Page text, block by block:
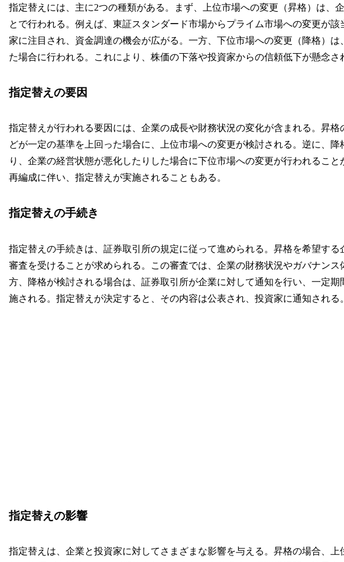
指定替えには、主に2つの種類がある。まず、上位市場への変更（昇格）は、
とで行われる。例えば、東証スタンダード市場からプライム市場への変更が
家に注目され、資金調達の機会が広がる。一方、下位市場への変更（降格）
た場合に行われる。これにより、株価の下落や投資家からの信頼低下が懸念さ
指定替えの要因
指定替えが行われる要因には、企業の成長や財務状況の変化が含まれる。昇
どが一定の基準を上回った場合に、上位市場への変更が検討される。逆に、
り、企業の経営状態が悪化したりした場合に下位市場への変更が行われるこ
再編成に伴い、指定替えが実施されることもある。
指定替えの手続き
指定替えの手続きは、証券取引所の規定に従って進められる。昇格を希望す
審査を受けることが求められる。この審査では、企業の財務状況やガバナン
方、降格が検討される場合は、証券取引所が企業に対して通知を行い、一定
施される。指定替えが決定すると、その内容は公表され、投資家に通知される。
指定替えの影響
指定替えは、企業と投資家に対してさまざまな影響を与える。昇格の場合、